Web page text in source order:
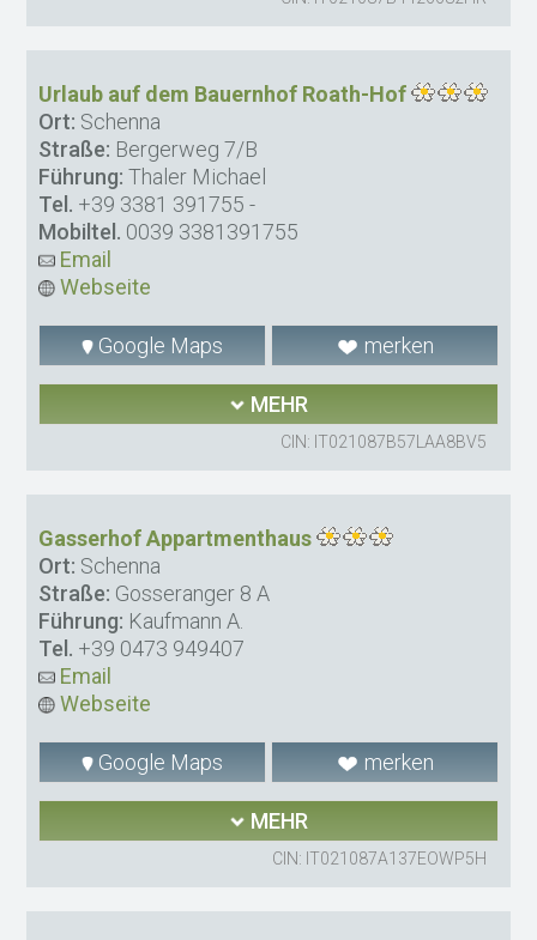
Urlaub auf dem Bauernhof Roath-Hof
Ort: Schenna
Straße: Bergerweg 7/B
Führung: Thaler Michael
Tel. +39 3381 391755 -
Mobiltel. 0039 3381391755
Email
Webseite
Google Maps merken
MEHR
CIN: IT021087B57LAA8BV5
Gasserhof Appartmenthaus
Ort: Schenna
Straße: Gosseranger 8 A
Führung: Kaufmann A.
Tel. +39 0473 949407
Email
Webseite
Google Maps merken
MEHR
CIN: IT021087A137EOWP5H